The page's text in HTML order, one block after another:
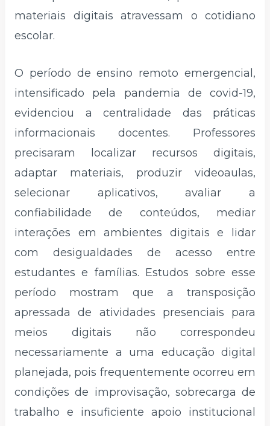
materiais digitais atravessam o cotidiano
escolar.
O período de ensino remoto emergencial,
intensificado pela pandemia de covid-19,
evidenciou a centralidade das práticas
informacionais docentes. Professores
precisaram localizar recursos digitais,
adaptar materiais, produzir videoaulas,
selecionar aplicativos, avaliar a
confiabilidade de conteúdos, mediar
interações em ambientes digitais e lidar
com desigualdades de acesso entre
estudantes e famílias. Estudos sobre esse
período mostram que a transposição
apressada de atividades presenciais para
meios digitais não correspondeu
necessariamente a uma educação digital
planejada, pois frequentemente ocorreu em
condições de improvisação, sobrecarga de
trabalho e insuficiente apoio institucional